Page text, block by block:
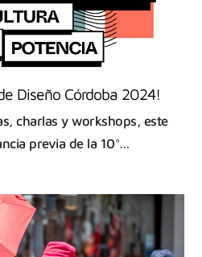
Diseño Córdoba 2024!
charlas y workshops, este
previa de la 10°…